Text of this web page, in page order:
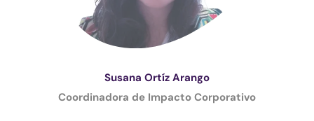
Susana Ortíz Arango
Coordinadora de Impacto Corporativo